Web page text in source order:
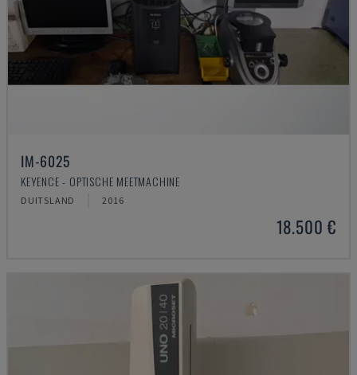
IM-6025
KEYENCE - OPTISCHE MEETMACHINE
DUITSLAND 2016
18.500 €